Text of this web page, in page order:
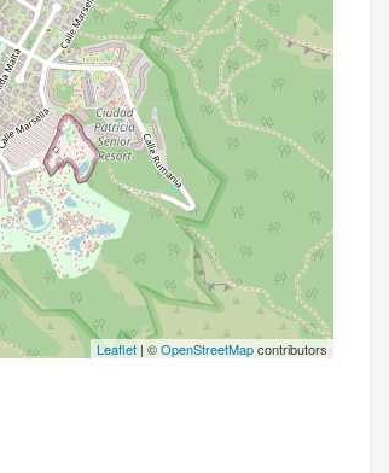
Leaflet| ©OpenStreetMapcontributors